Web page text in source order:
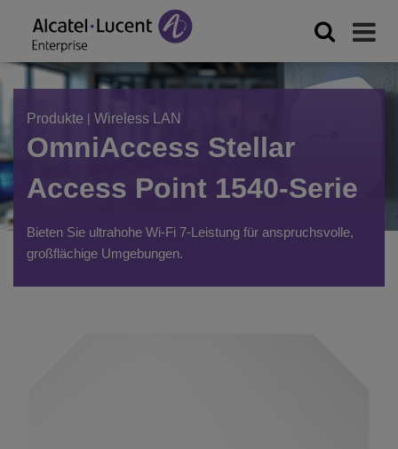
Produkte | Wireless LAN
OmniAccess Stellar
Access Point 1540-Serie
Bieten Sie ultrahohe Wi-Fi 7-Leistung für anspruchsvolle,
großflächige Umgebungen.